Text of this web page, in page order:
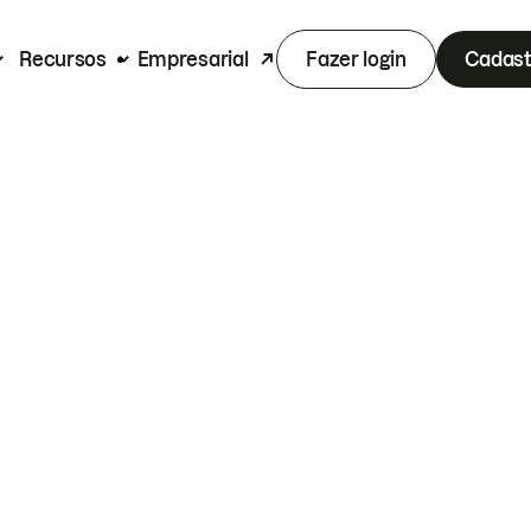
Recursos Empresarial Fazer login